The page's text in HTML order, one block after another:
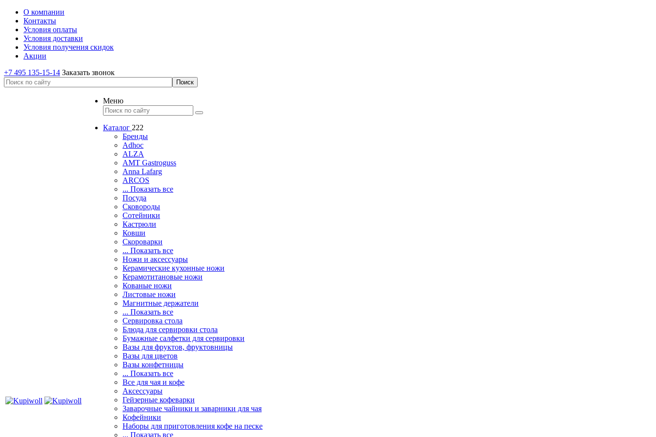
О компании
Контакты
Условия оплаты
Условия доставки
Условия получения скидок
Акции
+7 495 135-15-14 Заказать звонок
Меню
Каталог 222
Бренды
Adhoc
ALZA
AMT Gastroguss
Anna Lafarg
ARCOS
... Показать все
Посуда
Сковороды
Сотейники
Кастрюли
Ковши
Скороварки
... Показать все
Ножи и аксессуары
Керамические кухонные ножи
Керамотитановые ножи
Кованые ножи
Листовые ножи
Магнитные держатели
... Показать все
Сервировка стола
Блюда для сервировки стола
Бумажные салфетки для сервировки
Вазы для фруктов, фруктовницы
Вазы для цветов
Вазы конфетницы
... Показать все
Все для чая и кофе
Аксессуары
Гейзерные кофеварки
Заварочные чайники и заварники для чая
Кофейники
Наборы для приготовления кофе на песке
... Показать все